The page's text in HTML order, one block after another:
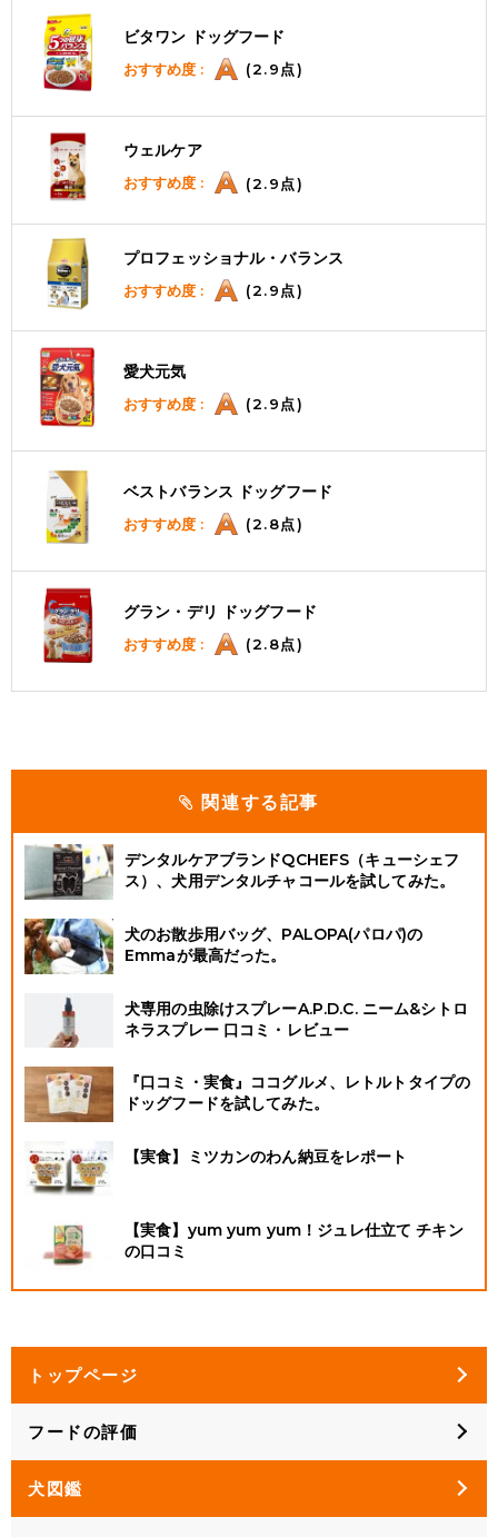
ビタワン ドッグフード
おすすめ度 : (2.9点)
ウェルケア
おすすめ度 : (2.9点)
プロフェッショナル・バランス
おすすめ度 : (2.9点)
愛犬元気
おすすめ度 : (2.9点)
ベストバランス ドッグフード
おすすめ度 : (2.8点)
グラン・デリ ドッグフード
おすすめ度 : (2.8点)
関連する記事
デンタルケアブランドQCHEFS（キューシェフ
ス）、犬用デンタルチャコールを試してみた。
犬のお散歩用バッグ、PALOPA(パロパ)の
Emmaが最高だった。
犬専用の虫除けスプレーA.P.D.C. ニーム&シトロ
ネラスプレー 口コミ・レビュー
『口コミ・実食』ココグルメ、レトルトタイプの
ドッグフードを試してみた。
【実食】ミツカンのわん納豆をレポート
【実食】yum yum yum！ジュレ仕立て チキン
の口コミ
トップページ
フードの評価
犬図鑑